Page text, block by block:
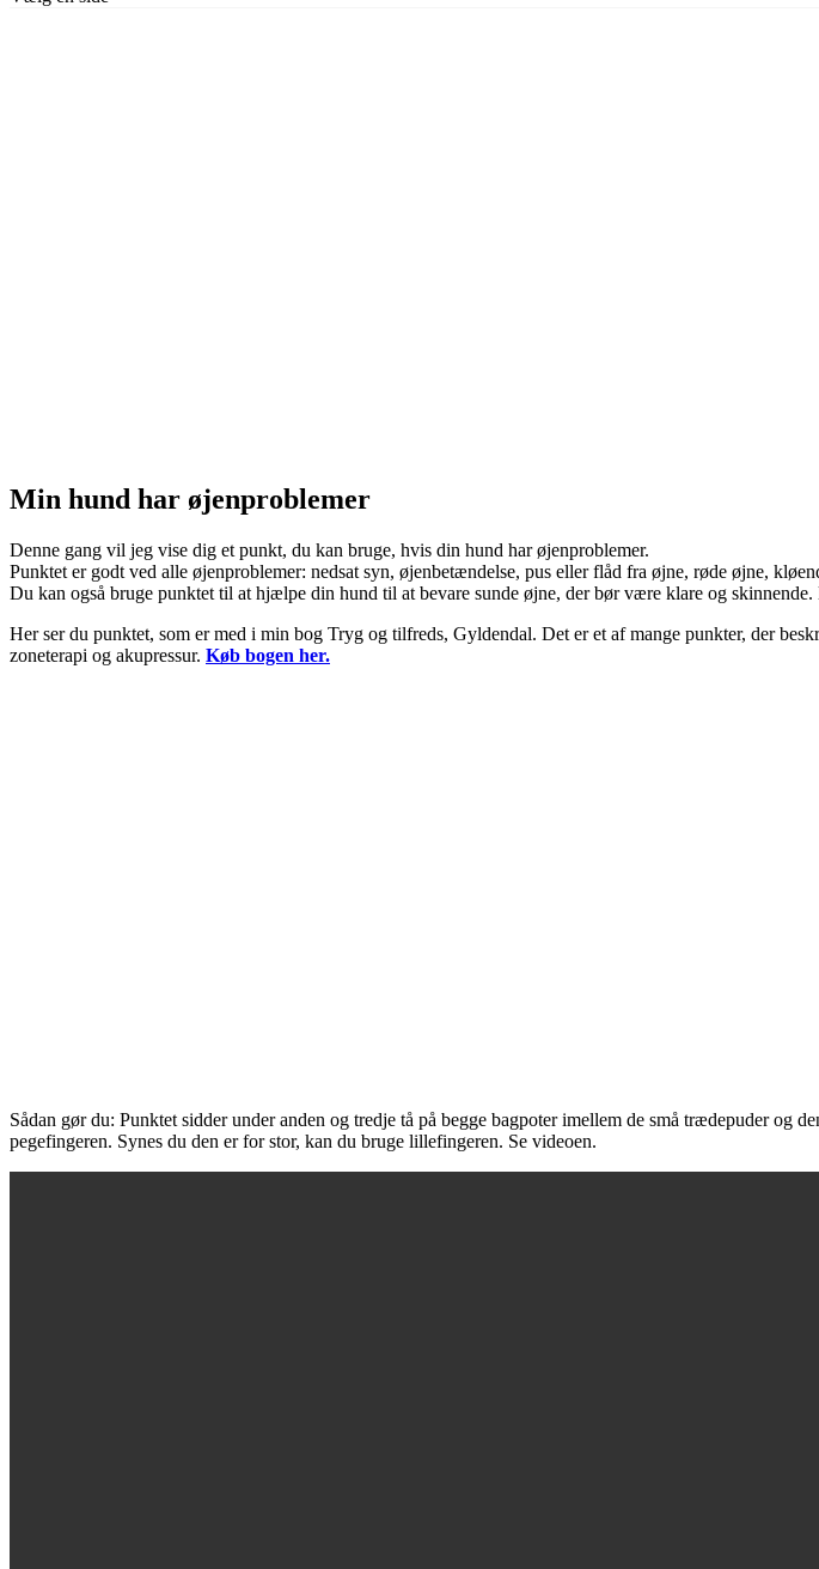
Min hund har øjenproblemer
Denne gang vil jeg vise dig et punkt, du kan bruge, hvis din hund har øjenproblemer.
Punktet er godt ved alle øjenproblemer: nedsat syn, øjenbetændelse, pus eller flåd fra øjne, røde øjne,
Du kan også bruge punktet til at hjælpe din hund til at bevare sunde øjne, der bør være klare og
Her ser du punktet, som er med i min bog Tryg og tilfreds, Gyldendal. Det er et af mange punkter, der
zoneterapi og akupressur. Køb bogen her.
Sådan gør du: Punktet sidder under anden og tredje tå på begge bagpoter imellem de små trædepuder og
pegefingeren. Synes du den er for stor, kan du bruge lillefingeren. Se videoen.